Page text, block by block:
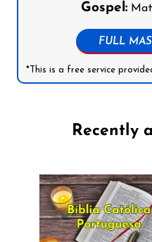
Gospel:
FULL
*This is a free service
Recently